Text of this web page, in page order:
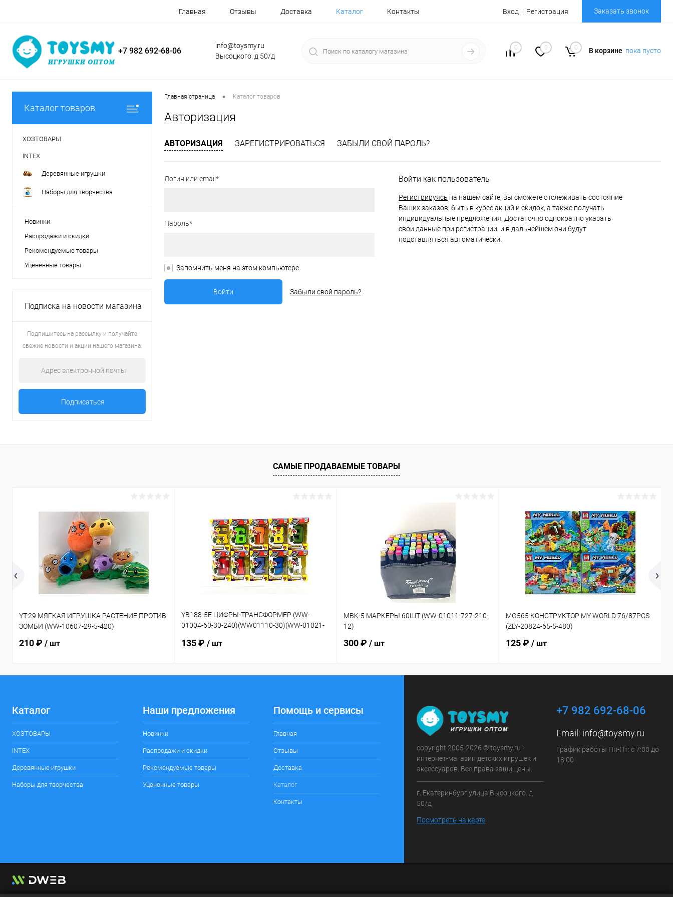
Главная Отзывы Доставка Каталог Контакты Вход Регистрация Заказать звонок
+7 982 692-68-06
info@toysmy.ru
Высоцкого. д 50/д
0 0 0 В корзине пока пусто
Каталог товаров
ХОЗТОВАРЫ
INTEX
Деревянные игрушки
Наборы для творчества
Новинки
Распродажи и скидки
Рекомендуемые товары
Уцененные товары
Подписка на новости магазина
Подпишитесь на рассылку и получайте
свежие новости и акции нашего магазина.
Главная страница • Каталог товаров
Авторизация
АВТОРИЗАЦИЯ ЗАРЕГИСТРИРОВАТЬСЯ ЗАБЫЛИ СВОЙ ПАРОЛЬ?
Логин или email*
Пароль*
Запомнить меня на этом компьютере
Забыли свой пароль?
Войти как пользователь
Регистрируясь на нашем сайте, вы сможете отслеживать состояние
Ваших заказов, быть в курсе акций и скидок, а также получать
индивидуальные предложения. Достаточно однократно указать
свои данные при регистрации, и в дальнейшем они будут
подставляться автоматически.
САМЫЕ ПРОДАВАЕМЫЕ ТОВАРЫ
YT-29 МЯГКАЯ ИГРУШКА РАСТЕНИЕ ПРОТИВ
ЗОМБИ (WW-10607-29-5-420)
210 ₽ / шт
YB188-5E ЦИФРЫ-ТРАНСФОРМЕР (WW-
01004-60-30-240)(WW01110-30)(WW-01021-
135 ₽ / шт
MBK-5 МАРКЕРЫ 60ШТ (WW-01011-727-210-
12)
300 ₽ / шт
MG565 КОНСТРУКТОР MY WORLD 76/87PCS
(ZLY-20824-65-5-480)
125 ₽ / шт
Каталог
ХОЗТОВАРЫ
INTEX
Деревянные игрушки
Наборы для творчества
Наши предложения
Новинки
Распродажи и скидки
Рекомендуемые товары
Уцененные товары
Помощь и сервисы
Главная
Отзывы
Доставка
Каталог
Контакты
copyright 2005-2026 © toysmy.ru -
интернет-магазин детских игрушек и
аксессуаров. Все права защищены.
г. Екатеринбург улица Высоцкого. д
50/д
Посмотреть на карте
+7 982 692-68-06
Email: info@toysmy.ru
График работы Пн-Пт: с 7:00 до
18:00